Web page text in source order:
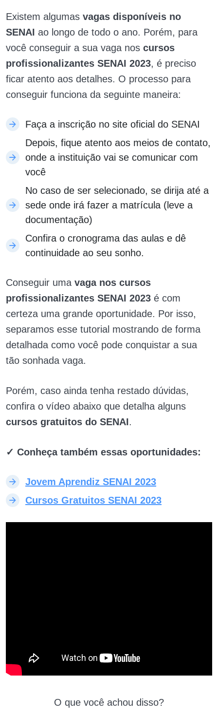
Existem algumas vagas disponíveis no
SENAI ao longo de todo o ano. Porém, para
você conseguir a sua vaga nos cursos
profissionalizantes SENAI 2023, é preciso
ficar atento aos detalhes. O processo para
conseguir funciona da seguinte maneira:
Faça a inscrição no site oficial do SENAI
Depois, fique atento aos meios de contato,
onde a instituição vai se comunicar com
você
No caso de ser selecionado, se dirija até a
sede onde irá fazer a matrícula (leve a
documentação)
Confira o cronograma das aulas e dê
continuidade ao seu sonho.
Conseguir uma vaga nos cursos
profissionalizantes SENAI 2023 é com
certeza uma grande oportunidade. Por isso,
separamos esse tutorial mostrando de forma
detalhada como você pode conquistar a sua
tão sonhada vaga.
Porém, caso ainda tenha restado dúvidas,
confira o vídeo abaixo que detalha alguns
cursos gratuitos do SENAI.
✓ Conheça também essas oportunidades:
Jovem Aprendiz SENAI 2023
Cursos Gratuitos SENAI 2023
O que você achou disso?